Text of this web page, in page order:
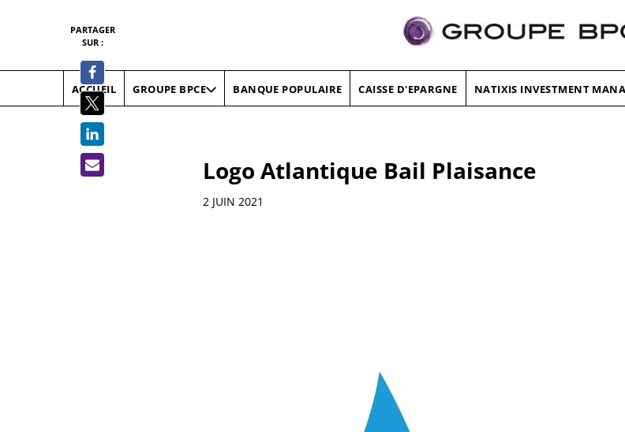
ACCUEIL GROUPE BPCE BANQUE POPULAIRE CAISSE D'EPARGNE NATIXIS INVESTMENT
Logo Atlantique Bail Plaisance
Informations
2 JUIN 2021
PARTAGER
SUR :